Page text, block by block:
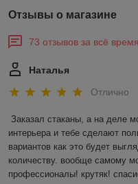
Отзывы о магазине
73 отзывов за всё время
Наталья
Отлично
Заказал стаканы, а на деле
интерьера и тебе сделают
вариантов как это будет
количеству. вообще самому
профессионалы! крутяк!